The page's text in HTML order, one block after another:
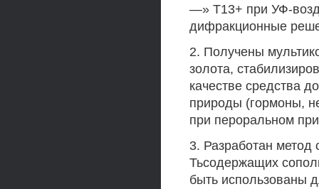
—» Т13+ при УФ-
дифракционные
2. Получены
золота,
качестве средства
природы (гормоны,
при пероральном
3. Разработан метод
Тьсодержащих
быть использованы